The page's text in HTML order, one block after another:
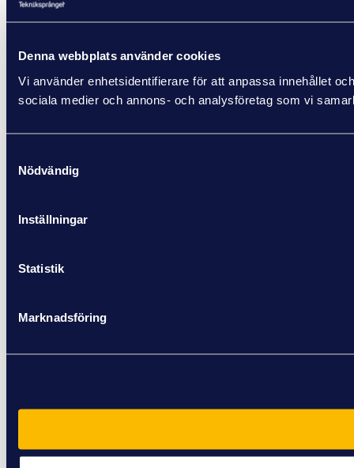
Denna webbplats använder cookies
Vi använder enhetsidentifierare för att anpassa innehållet
sociala medier och annons- och analysföretag som vi
Nödvändig
Inställningar
Statistik
Marknadsföring